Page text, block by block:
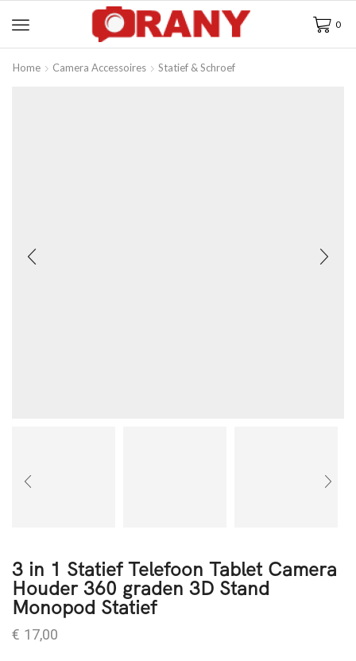
0
Home Camera Accessoires Statief & Schroef
3 in 1 Statief Telefoon Tablet Camera
Houder 360 graden 3D Stand
Monopod Statief
€ 17,00